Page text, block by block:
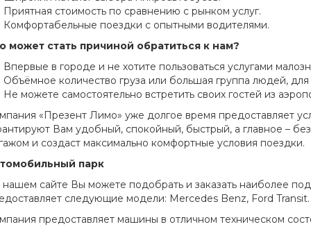
Приятная стоимость по сравнению с рынком услуг.
Комфортабельные поездки с опытными водителями.
может стать причиной обратиться к нам?
Впервые в городе и не хотите пользоваться услугами
Объёмное количество груза или большая группа людей,
Не можете самостоятельно встретить своих гостей из
«Презент Лимо» уже долгое время предоставляет
Вам удобный, спокойный, быстрый, а главное –
и создаст максимально комфортные условия поездки.
парк
сайте Вы можете подобрать и заказать наиболее
следующие модели: Mercedes Benz, Ford Transit.
предоставляет машины в отличном техническом